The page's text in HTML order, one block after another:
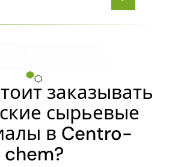
заказывать
сырьевые
в Centro-
chem?